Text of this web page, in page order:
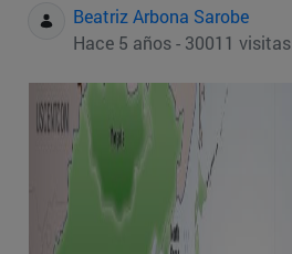
Beatriz Arbona Sarobe
Hace 5 años - 30011 visitas